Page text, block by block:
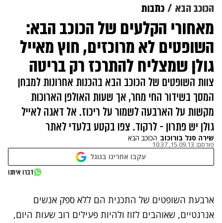
הכוכב הבא כתבות
מאחורי הקלעים של הכוכב הבא:
השופטים לא מרוכזים, חוץ מאייל
גולן שמצליח להתרכז רק בריטה
צוות השופטים של הכוכב הבא בהכנות אחרונות למבחן
המסך בשידור החי מחר, אך שעות האולפן הארוכות
מקשות על הארבעה לשמור על ריכוז. אל דאגה לאייל
גולן יש פתרון - לרקוד. צפו בקטע בלעדי לאתר
שירה סגל בורוכוב הכוכב הבא
פורסם: 15.09.13, 10:37
עקבו אחרינו בגוגל
נתקלנו בבעיה
דברו איתנו
ארבעת השופטים של התכנית הם ללא ספק אנשים
אנרגטיים, שאוהבים לזוז ולהיות פעילים רוב שעות היום,